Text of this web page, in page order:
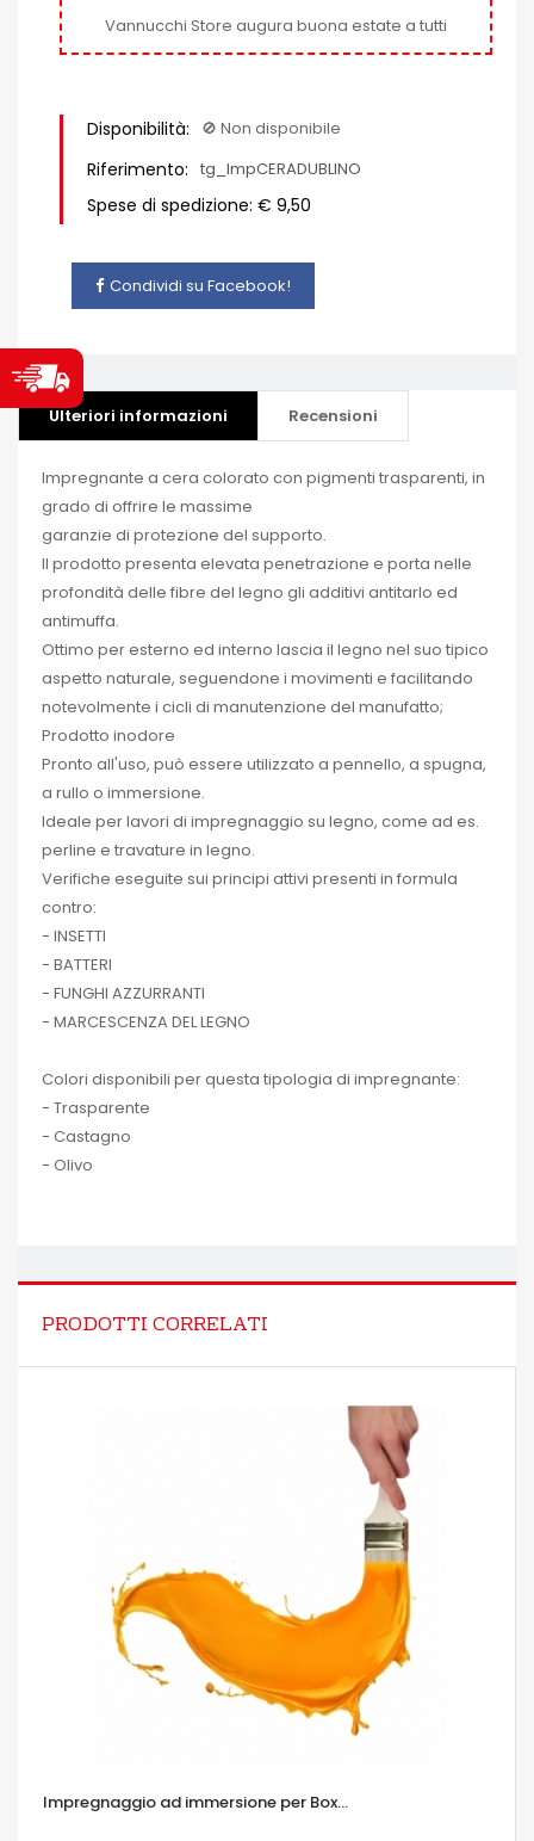
Vannucchi Store augura buona estate a tutti
Disponibilità: 🚫​ Non disponibile
Riferimento: tg_ImpCERADUBLINO
Spese di spedizione: € 9,50
Condividi su Facebook!
Ulteriori informazioni Recensioni
Impregnante a cera colorato con pigmenti trasparenti, in
grado di offrire le massime
garanzie di protezione del supporto.
Il prodotto presenta elevata penetrazione e porta nelle
profondità delle fibre del legno gli additivi antitarlo ed
antimuffa.
Ottimo per esterno ed interno lascia il legno nel suo tipico
aspetto naturale, seguendone i movimenti e facilitando
notevolmente i cicli di manutenzione del manufatto;
Prodotto inodore
Pronto all'uso, può essere utilizzato a pennello, a spugna,
a rullo o immersione.
Ideale per lavori di impregnaggio su legno, come ad es.
perline e travature in legno.
Verifiche eseguite sui principi attivi presenti in formula
contro:
- INSETTI
- BATTERI
- FUNGHI AZZURRANTI
- MARCESCENZA DEL LEGNO
Colori disponibili per questa tipologia di impregnante:
- Trasparente
- Castagno
- Olivo
PRODOTTI CORRELATI
Impregnaggio ad immersione per Box...